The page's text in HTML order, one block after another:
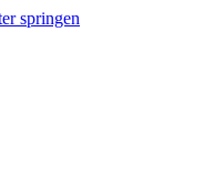
springen